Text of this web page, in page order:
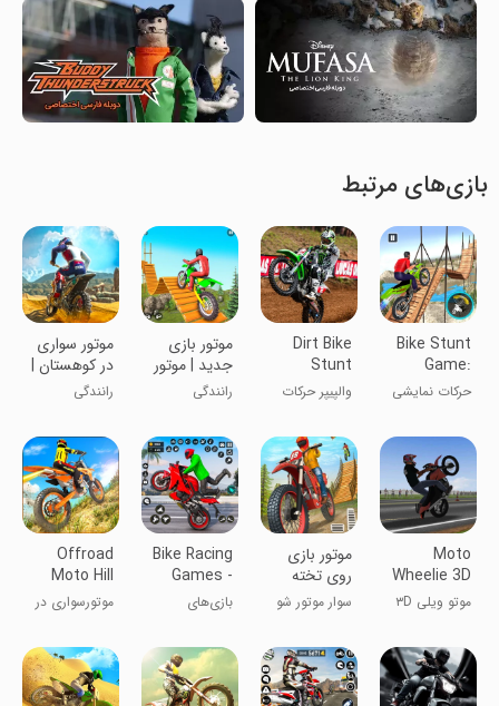
بازی‌های مرتبط
Bike Stunt
Game:
Tricks
Master
حرکات نمایشی
Dirt Bike
Stunt
Wallpaper
والپیپر حرکات
موتور بازی
جدید | موتور
کراس
رانندگی
موتور سواری
در کوهستان |
موتور بازی
رانندگی
Moto
Wheelie 3D
موتو ویلی ۳D
موتور بازی
روی تخته
سوار موتور شو
Bike Racing
Games -
Bike Game
بازی‌های
موتور- بازی
موتور
Offroad
Moto Hill
Bike Racing
موتورسواری در
آف‌رود